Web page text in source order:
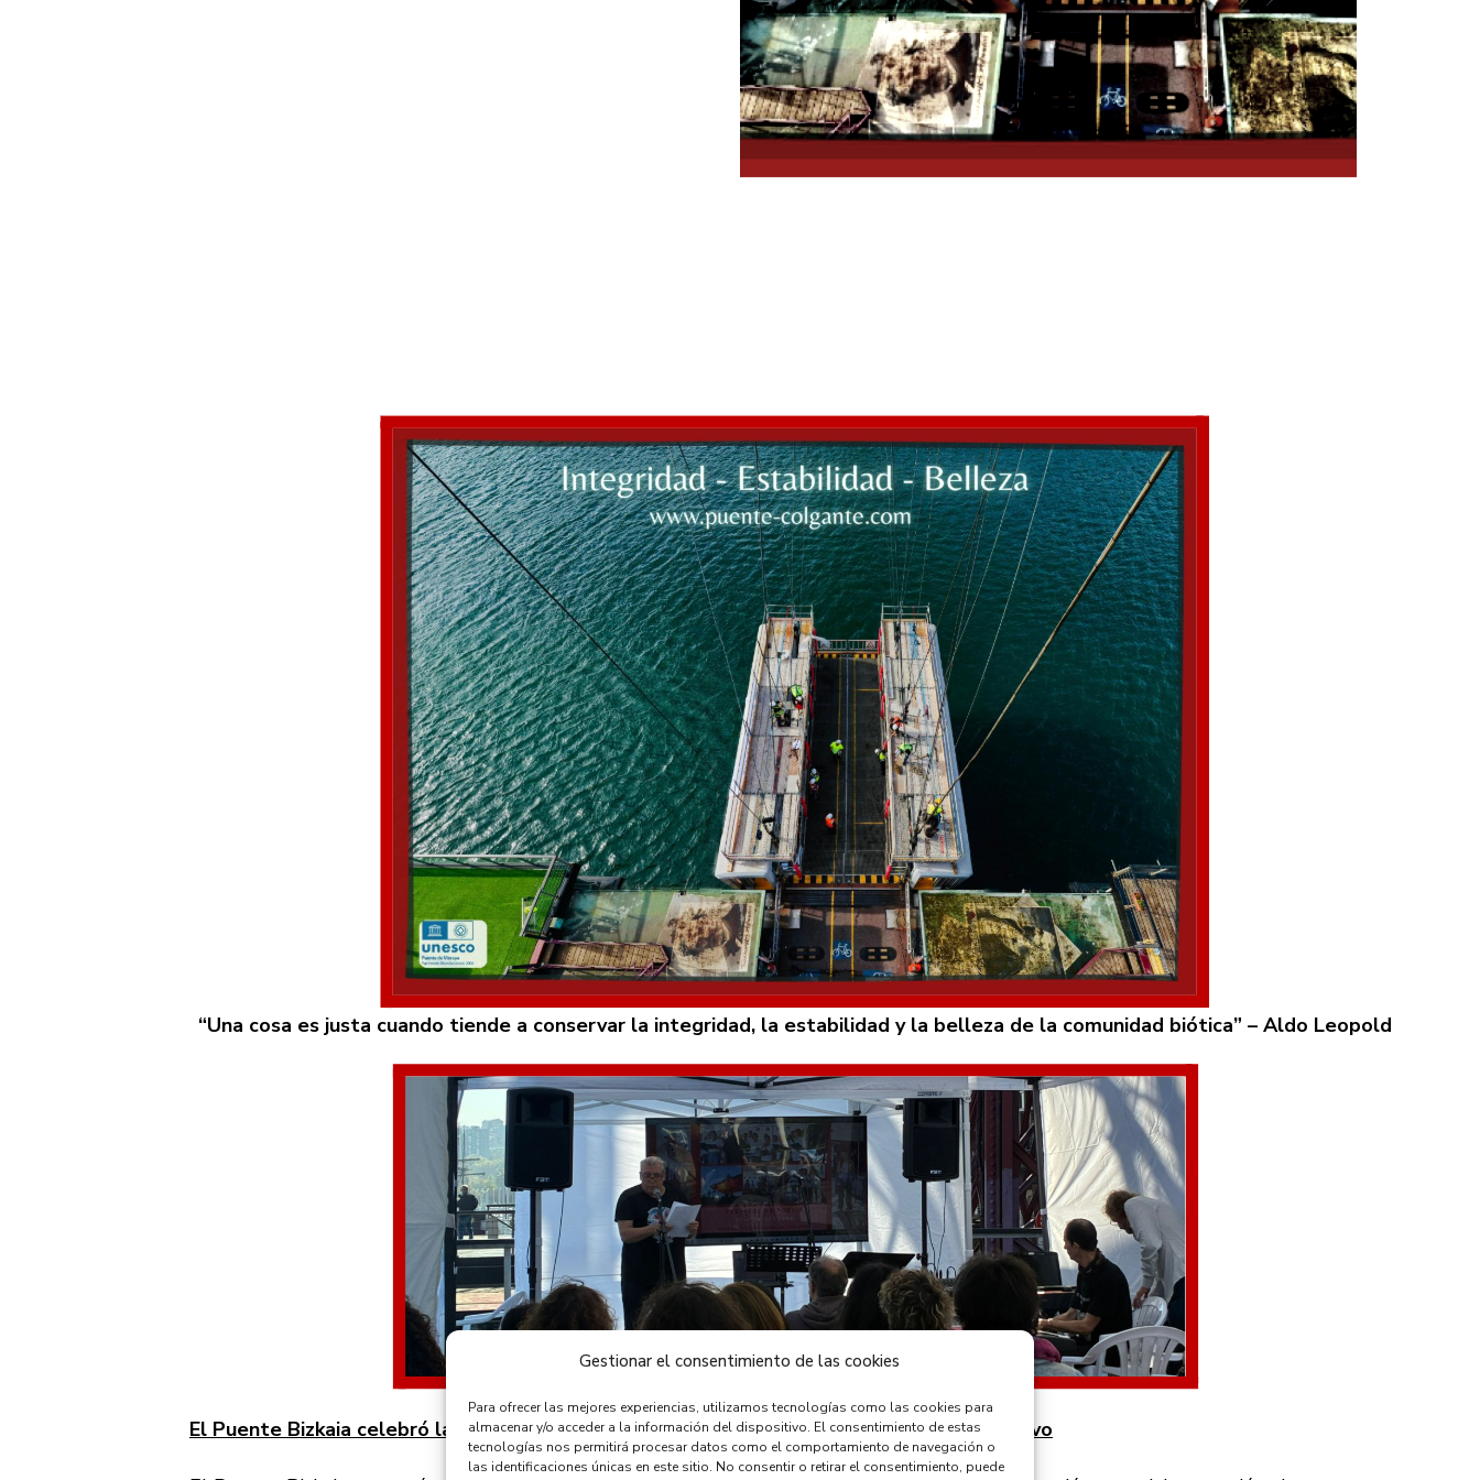
Gestionar el consentimiento de las cookies
Para ofrecer las mejores experiencias, utilizamos tecnologías como las cookies para
almacenar y/o acceder a la información del dispositivo. El consentimiento de estas
tecnologías nos permitirá procesar datos como el comportamiento de navegación o
las identificaciones únicas en este sitio. No consentir o retirar el consentimiento, puede
“Una cosa es justa cuando tiende a conservar la integridad, la estabilidad y la belleza de la comunidad biótica” – Aldo Leopold
El Puente Bizkaia celebró las Jornadas Europeas de Patrimonio con poesía y patrimonio vivo